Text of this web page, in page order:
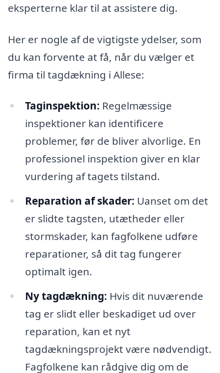
eksperterne klar til at assistere dig.
Her er nogle af de vigtigste ydelser, som
du kan forvente at få, når du vælger et
firma til tagdækning i Allese:
Taginspektion: Regelmæssige
inspektioner kan identificere
problemer, før de bliver alvorlige. En
professionel inspektion giver en klar
vurdering af tagets tilstand.
Reparation af skader: Uanset om det
er slidte tagsten, utætheder eller
stormskader, kan fagfolkene udføre
reparationer, så dit tag fungerer
optimalt igen.
Ny tagdækning: Hvis dit nuværende
tag er slidt eller beskadiget ud over
reparation, kan et nyt
tagdækningsprojekt være nødvendigt.
Fagfolkene kan rådgive dig om de